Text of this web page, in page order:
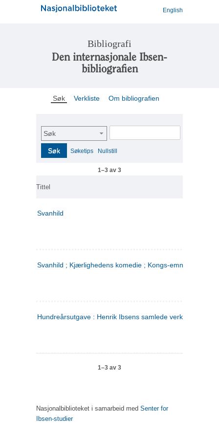
English
Bibliografi
Den internasjonale Ibsen-
bibliografien
Søk Verkliste Om bibliografien
Søk
Søk Søketips Nullstill
1–3 av 3
Tittel
Svanhild
Svanhild ; Kjærlighedens komedie ; Kongs-emnerne
Hundreårsutgave : Henrik Ibsens samlede verker. 4
1–3 av 3
Nasjonalbiblioteket i samarbeid med Senter for
Ibsen-studier